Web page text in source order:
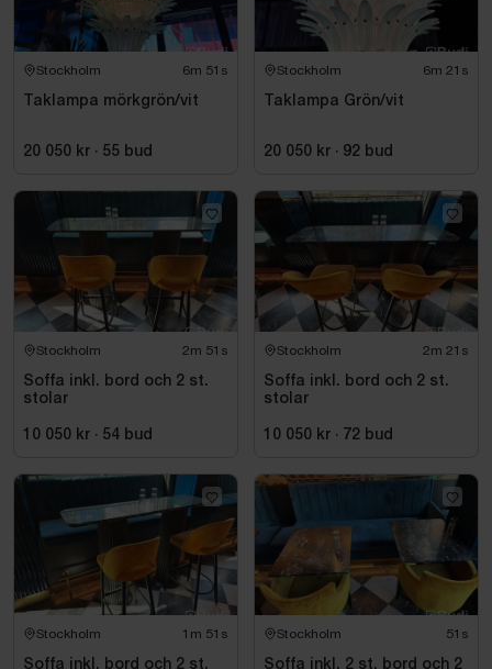
Stockholm 6m 50s
Taklampa mörkgrön/vit
20 050 kr · 55 bud
Stockholm 6m 20s
Taklampa Grön/vit
20 050 kr · 92 bud
Stockholm 2m 50s
Soffa inkl. bord och 2 st.
stolar
10 050 kr · 54 bud
Stockholm 2m 20s
Soffa inkl. bord och 2 st.
stolar
10 050 kr · 72 bud
Stockholm 1m 50s
Soffa inkl. bord och 2 st.
Stockholm 50s
Soffa inkl. 2 st. bord och 2